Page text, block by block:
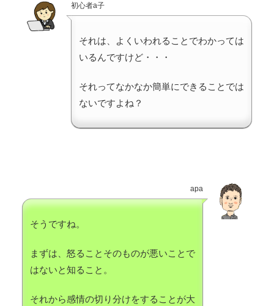
初心者a子
それは、よくいわれることでわかっては
いるんですけど・・・
それってなかなか簡単にできることでは
ないですよね？
apa
そうですね。
まずは、怒ることそのものが悪いことで
はないと知ること。
それから感情の切り分けをすることが大